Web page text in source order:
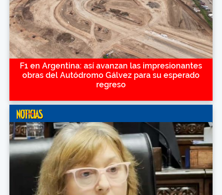
F1 en Argentina: así avanzan las impresionantes
obras del Autódromo Gálvez para su esperado
regreso